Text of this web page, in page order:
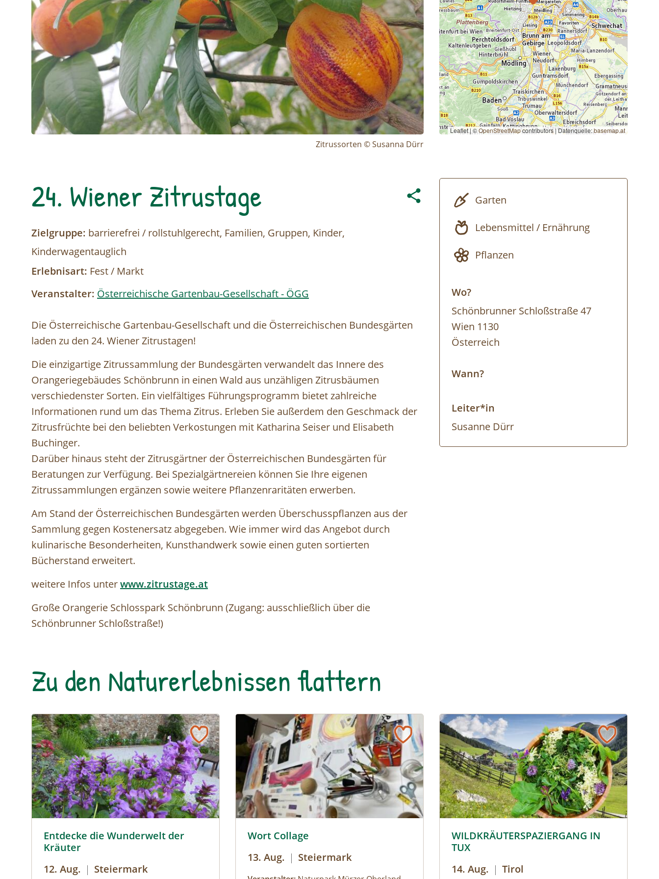
Zitrussorten © Susanna Dürr
Leaflet | ©OpenStreetMapcontributors|Datenquelle:basemap.at
24. Wiener Zitrustage
Zielgruppe: barrierefrei / rollstuhlgerecht, Familien, Gruppen, Kinder,
Kinderwagentauglich
Erlebnisart: Fest / Markt
Veranstalter: Österreichische Gartenbau-Gesellschaft - ÖGG
Die Österreichische Gartenbau-Gesellschaft und die Österreichischen Bundesgärten
laden zu den 24. Wiener Zitrustagen!
Die einzigartige Zitrussammlung der Bundesgärten verwandelt das Innere des
Orangeriegebäudes Schönbrunn in einen Wald aus unzähligen Zitrusbäumen
verschiedenster Sorten. Ein vielfältiges Führungsprogramm bietet zahlreiche
Informationen rund um das Thema Zitrus. Erleben Sie außerdem den Geschmack der
Zitrusfrüchte bei den beliebten Verkostungen mit Katharina Seiser und Elisabeth
Buchinger.
Darüber hinaus steht der Zitrusgärtner der Österreichischen Bundesgärten für
Beratungen zur Verfügung. Bei Spezialgärtnereien können Sie Ihre eigenen
Zitrussammlungen ergänzen sowie weitere Pflanzenraritäten erwerben.
Am Stand der Österreichischen Bundesgärten werden Überschusspflanzen aus der
Sammlung gegen Kostenersatz abgegeben. Wie immer wird das Angebot durch
kulinarische Besonderheiten, Kunsthandwerk sowie einen guten sortierten
Bücherstand erweitert.
weitere Infos unterwww.zitrustage.at
Große Orangerie Schlosspark Schönbrunn (Zugang: ausschließlich über die
Schönbrunner Schloßstraße!)
Garten
Lebensmittel / Ernährung
Pflanzen
Wo?
Schönbrunner Schloßstraße 47
Wien 1130
Österreich
Wann?
Leiter*in
Susanne Dürr
Zu den Naturerlebnissen flattern
Entdecke die Wunderwelt der
Kräuter
12. Aug. | Steiermark
Wort Collage
13. Aug. | Steiermark
© © Hochgebirgs-Naturpark Zillertaler Alpen
WILDKRÄUTERSPAZIERGANG IN
TUX
14. Aug. | Tirol